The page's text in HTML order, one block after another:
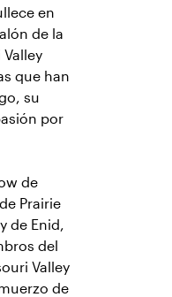
en
de la
Valley
que han
su
por
de
Prairie
de Enid,
del
Valley
de